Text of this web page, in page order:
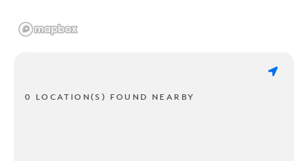
0 LOCATION(S) FOUND NEARBY